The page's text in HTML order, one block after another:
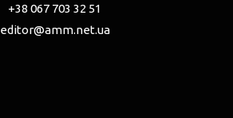
+38 067 703 32 51
editor@amm.net.ua